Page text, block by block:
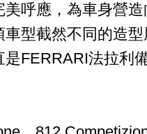
呼應，為車身營
型截然不同的造
FERRARI法拉利